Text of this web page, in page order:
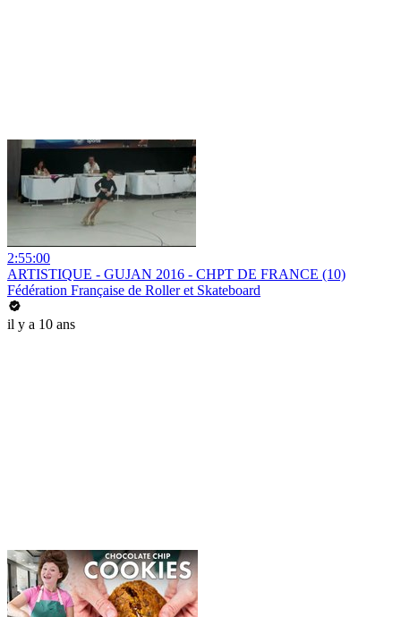
2:55:00
ARTISTIQUE - GUJAN 2016 - CHPT DE FRANCE (10)
Fédération Française de Roller et Skateboard
il y a 10 ans